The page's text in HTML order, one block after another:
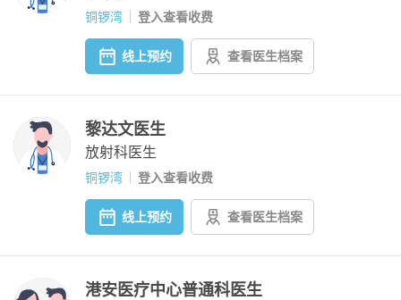
铜锣湾 登入查看收费
线上预约 查看医生档案
黎达文医生
放射科医生
铜锣湾 登入查看收费
线上预约 查看医生档案
港安医疗中心普通科医生